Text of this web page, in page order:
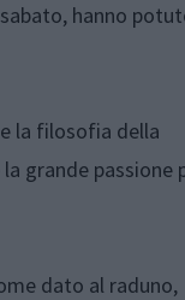
hanno
la filosofia della
grande passione
dato al raduno,